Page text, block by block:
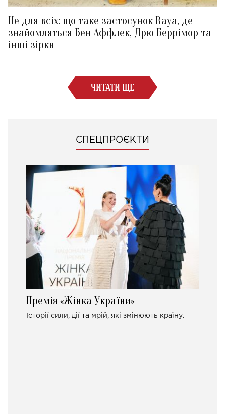
Не для всіх: що таке застосунок Raya, де
знайомляться Бен Аффлек, Дрю Беррімор та
інші зірки
ЧИТАТИ ЩЕ
СПЕЦПРОЄКТИ
Премія «Жінка України»
Історії сили, дії та мрій, які змінюють країну.